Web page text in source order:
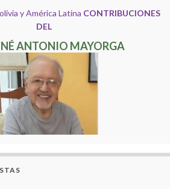
y América Latina CONTRIBUCIONES
DEL
ANTONIO MAYORGA